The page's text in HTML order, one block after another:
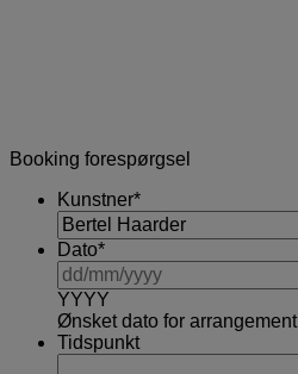
Booking forespørgsel
Kunstner*
Dato*
YYYY
Ønsket dato for arrangement
Tidspunkt